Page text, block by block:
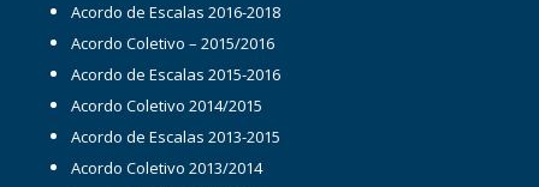
Acordo de Escalas 2016-2018
Acordo Coletivo – 2015/2016
Acordo de Escalas 2015-2016
Acordo Coletivo 2014/2015
Acordo de Escalas 2013-2015
Acordo Coletivo 2013/2014